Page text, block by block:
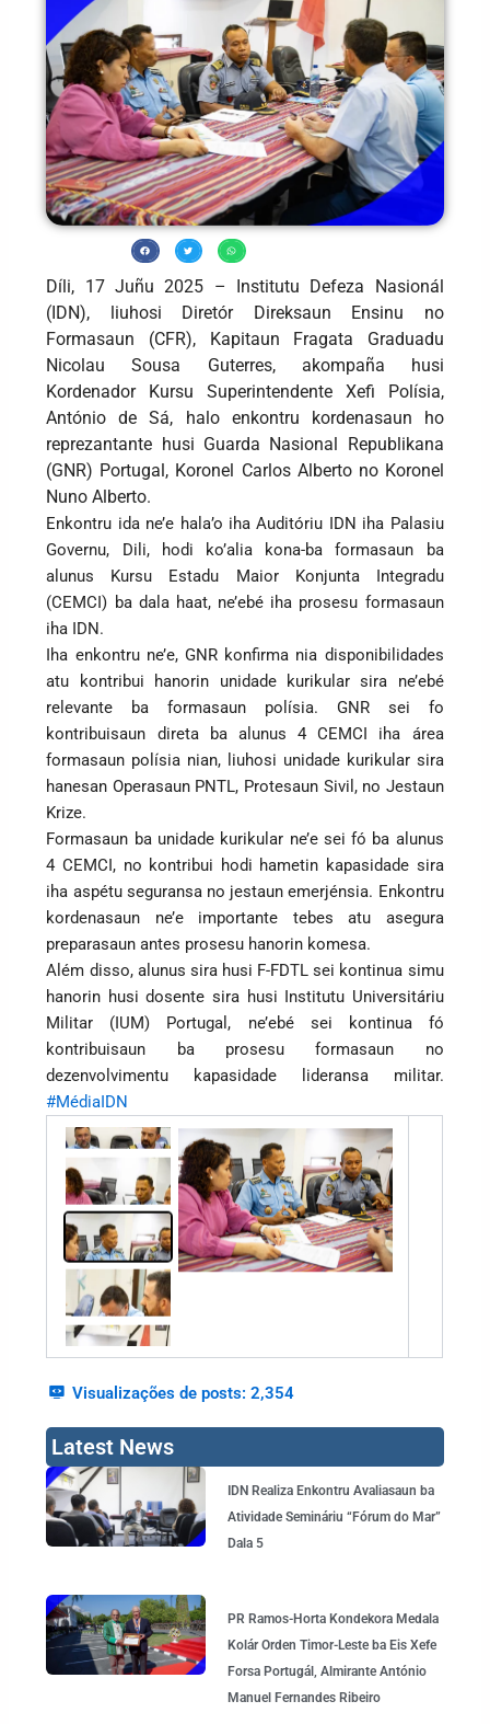
Díli, 17 Juñu 2025 – Institutu Defeza Nasionál
(IDN), liuhosi Diretór Direksaun Ensinu no
Formasaun (CFR), Kapitaun Fragata Graduadu
Nicolau Sousa Guterres, akompaña husi
Kordenador Kursu Superintendente Xefi Polísia,
António de Sá, halo enkontru kordenasaun ho
reprezantante husi Guarda Nasional Republikana
(GNR) Portugal, Koronel Carlos Alberto no Koronel
Nuno Alberto.
Enkontru ida ne’e hala’o iha Auditóriu IDN iha Palasiu
Governu, Dili, hodi ko’alia kona-ba formasaun ba
alunus Kursu Estadu Maior Konjunta Integradu
(CEMCI) ba dala haat, ne’ebé iha prosesu formasaun
iha IDN.
Iha enkontru ne’e, GNR konfirma nia disponibilidades
atu kontribui hanorin unidade kurikular sira ne’ebé
relevante ba formasaun polísia. GNR sei fo
kontribuisaun direta ba alunus 4 CEMCI iha área
formasaun polísia nian, liuhosi unidade kurikular sira
hanesan Operasaun PNTL, Protesaun Sivil, no Jestaun
Krize.
Formasaun ba unidade kurikular ne’e sei fó ba alunus
4 CEMCI, no kontribui hodi hametin kapasidade sira
iha aspétu seguransa no jestaun emerjénsia. Enkontru
kordenasaun ne’e importante tebes atu asegura
preparasaun antes prosesu hanorin komesa.
Além disso, alunus sira husi F-FDTL sei kontinua simu
hanorin husi dosente sira husi Institutu Universitáriu
Militar (IUM) Portugal, ne’ebé sei kontinua fó
kontribuisaun ba prosesu formasaun no
dezenvolvimentu kapasidade lideransa militar.
#MédiaIDN
Visualizações de posts: 2,354
Latest News
IDN Realiza Enkontru Avaliasaun ba
Atividade Semináriu “Fórum do Mar”
Dala 5
PR Ramos-Horta Kondekora Medala
Kolár Orden Timor-Leste ba Eis Xefe
Forsa Portugál, Almirante António
Manuel Fernandes Ribeiro
Page